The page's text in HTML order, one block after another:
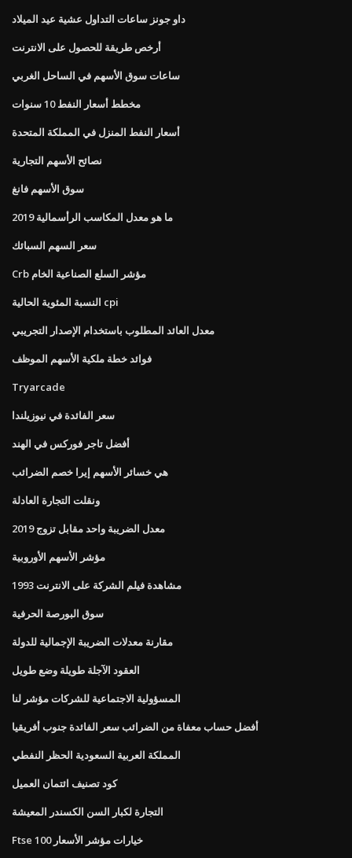
داو جونز ساعات التداول عشية عيد الميلاد
أرخص طريقة للحصول على الانترنت
ساعات سوق الأسهم في الساحل الغربي
مخطط أسعار النفط 10 سنوات
أسعار النفط المنزل في المملكة المتحدة
نصائح الأسهم التجارية
سوق الأسهم فانغ
ما هو معدل المكاسب الرأسمالية 2019
سعر السهم السبائك
Crb مؤشر السلع الصناعية الخام
النسبة المئوية الحالية cpi
معدل العائد المطلوب باستخدام الإصدار التجريبي
فوائد خطة ملكية الأسهم الموظف
Tryarcade
سعر الفائدة في نيوزيلندا
أفضل تاجر فوركس في الهند
هي خسائر الأسهم إيرا خصم الضرائب
ونقلت التجارة العادلة
معدل الضريبة واحد مقابل تزوج 2019
مؤشر الأسهم الأوروبية
مشاهدة فيلم الشركة على الانترنت 1993
سوق البورصة الحرفية
مقارنة معدلات الضريبة الإجمالية للدولة
العقود الآجلة طويلة وضع طويل
المسؤولية الاجتماعية للشركات مؤشر لنا
أفضل حساب معفاة من الضرائب سعر الفائدة جنوب أفريقيا
المملكة العربية السعودية الحظر النفطي
كود تصنيف ائتمان العميل
التجارة لكبار السن الكسندر المعيشة
Ftse 100 خيارات مؤشر الأسعار